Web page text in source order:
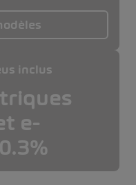
inclus
e-